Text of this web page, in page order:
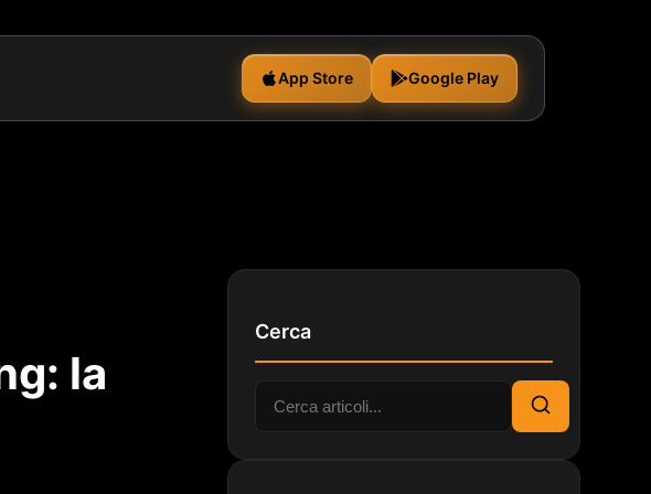
App Store Google Play
la
Cerca
Cerca:
Cerca